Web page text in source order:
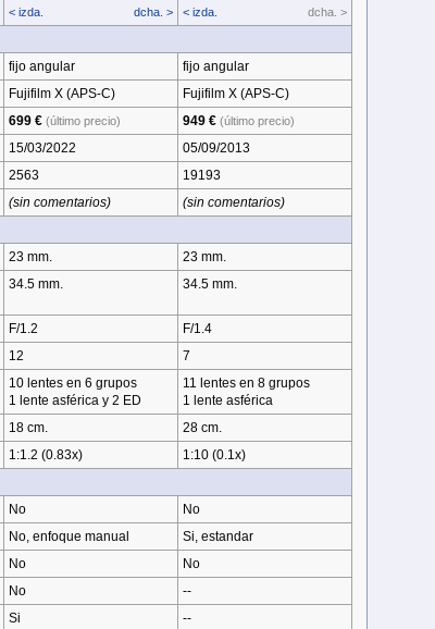
< izda. dcha. > < izda. dcha. >
fijo angular
fijo angular
Fujifilm X (APS‑C)
Fujifilm X (APS‑C)
699 € (último precio) 949 € (último precio)
15/03/2022
05/09/2013
2563
19193
(sin comentarios)
(sin comentarios)
23 mm.
23 mm.
34.5 mm. 34.5 mm.
F/1.2
F/1.4
12
7
10 lentes en 6 grupos
1 lente asférica y 2 ED
11 lentes en 8 grupos
1 lente asférica
18 cm.
28 cm.
1:1.2 (0.83x)
1:10 (0.1x)
No
No
No, enfoque manual
Si, estandar
No
No
No
--
Si
--